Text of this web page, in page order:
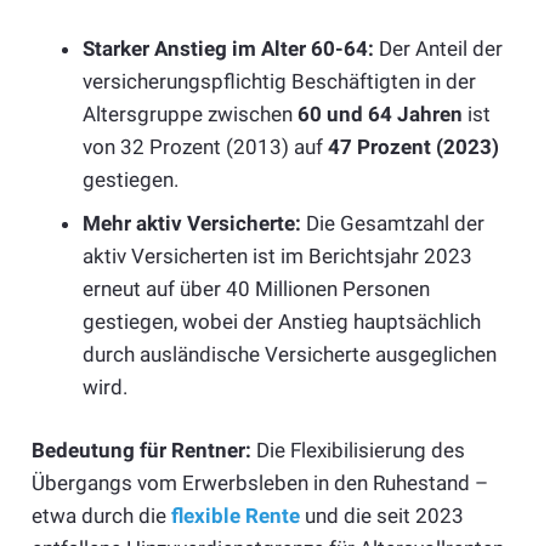
Starker Anstieg im Alter 60-64: Der Anteil der
versicherungspflichtig Beschäftigten in der
Altersgruppe zwischen 60 und 64 Jahren ist
von 32 Prozent (2013) auf 47 Prozent (2023)
gestiegen.
Mehr aktiv Versicherte: Die Gesamtzahl der
aktiv Versicherten ist im Berichtsjahr 2023
erneut auf über 40 Millionen Personen
gestiegen, wobei der Anstieg hauptsächlich
durch ausländische Versicherte ausgeglichen
wird.
Bedeutung für Rentner: Die Flexibilisierung des
Übergangs vom Erwerbsleben in den Ruhestand –
etwa durch die flexible Renteund die seit 2023